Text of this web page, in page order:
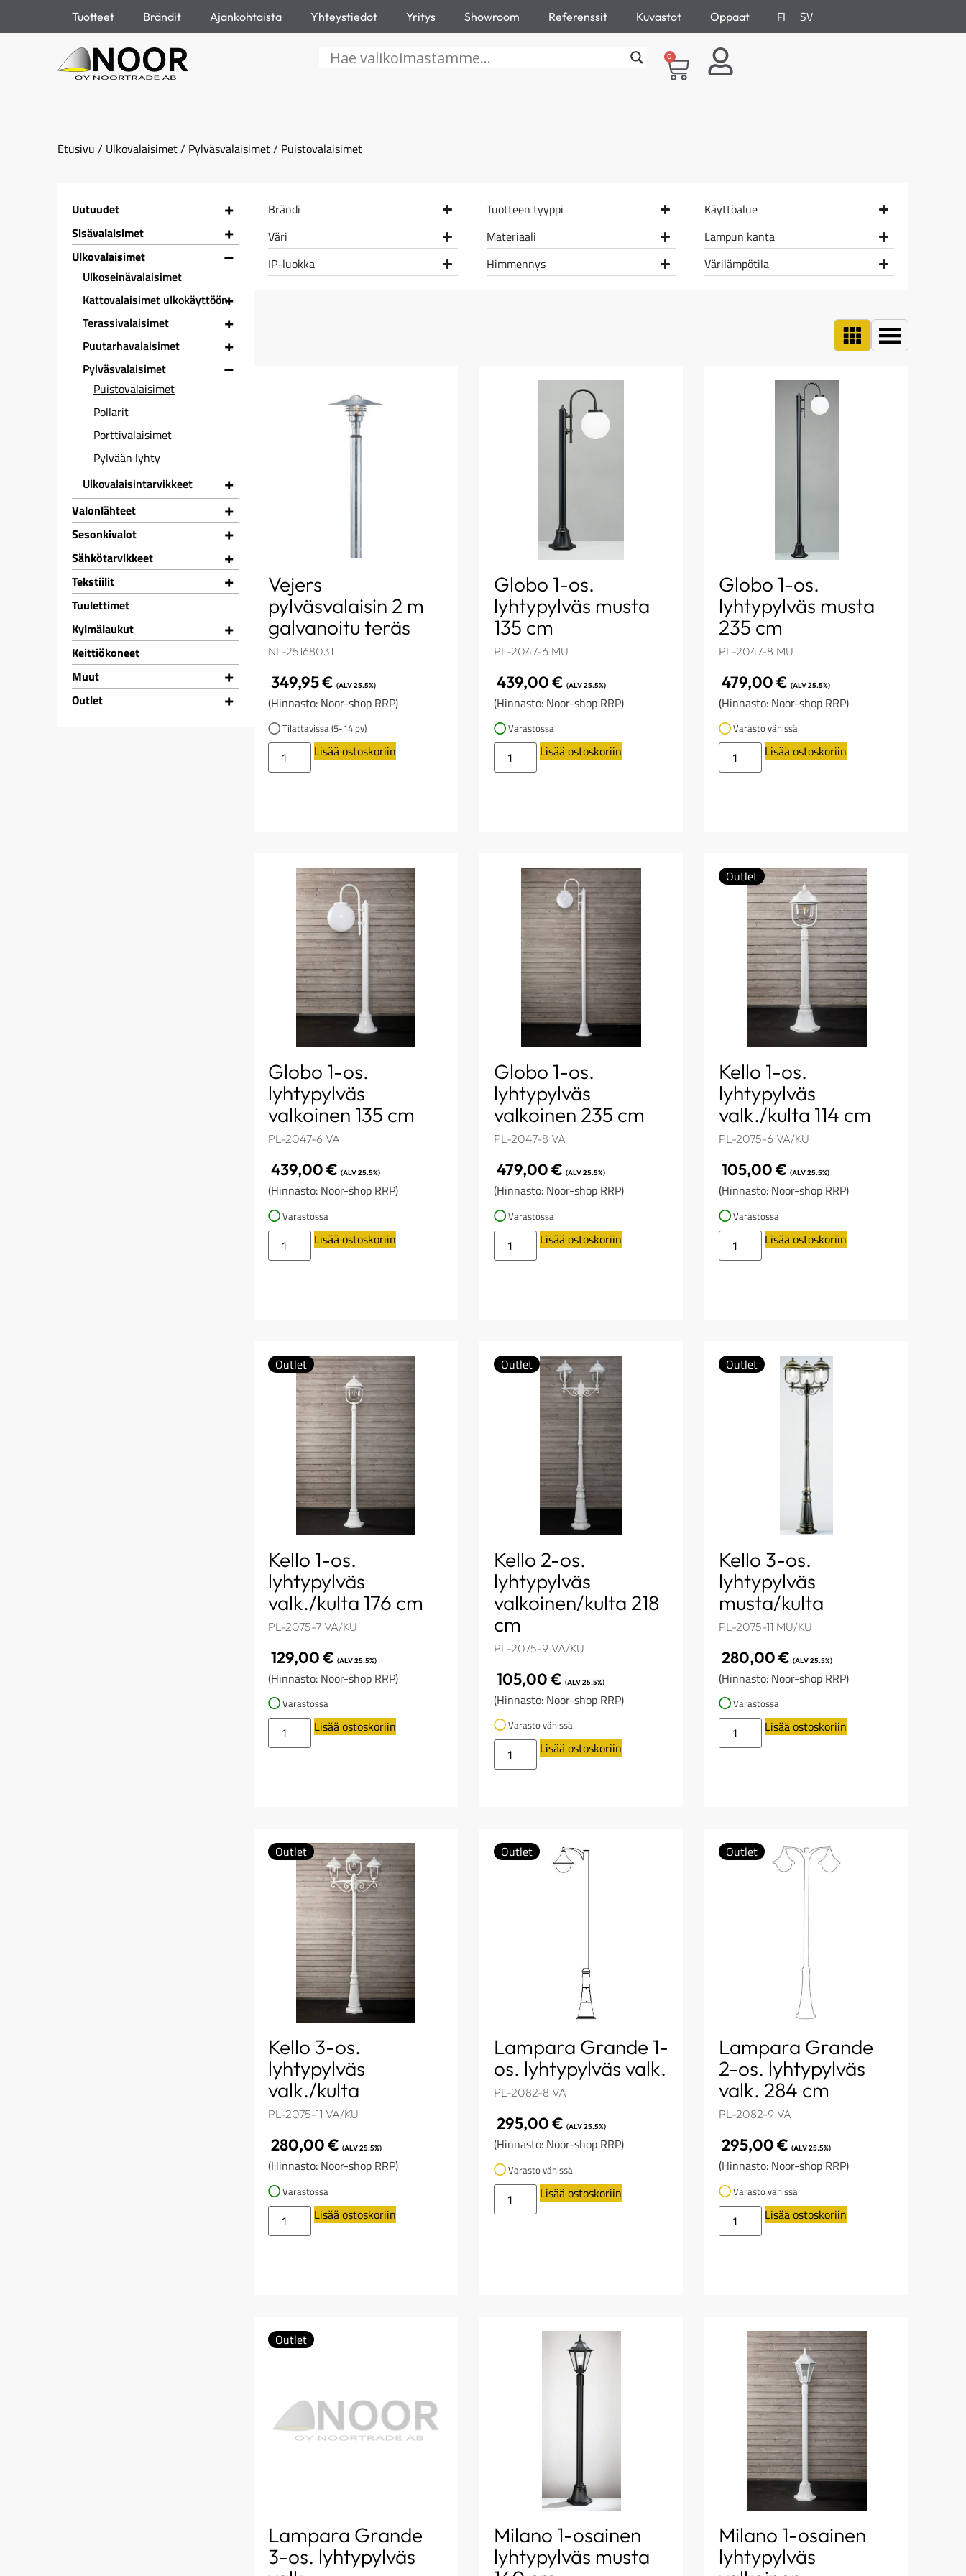
Tuotteet Brändit Ajankohtaista Yhteystiedot Yritys Showroom Referenssit Kuvastot Oppaat FI SV
0
Etusivu / Ulkovalaisimet/ Pylväsvalaisimet/ Puistovalaisimet
+
Uutuudet
+
Sisävalaisimet
–
Ulkovalaisimet
Ulkoseinävalaisimet
+
Kattovalaisimet ulkokäyttöön
+
Terassivalaisimet
+
Puutarhavalaisimet
–
Pylväsvalaisimet
Puistovalaisimet
Pollarit
Porttivalaisimet
Pylvään lyhty
+
Ulkovalaisintarvikkeet
+
Valonlähteet
+
Sesonkivalot
+
Sähkötarvikkeet
+
Tekstiilit
Tuulettimet
+
Kylmälaukut
Keittiökoneet
+
Muut
+
Outlet
Brändi Tuotteen tyyppi
Käyttöalue
Väri
Materiaali
Lampun kanta
IP-luokka
Himmennys Värilämpötila
Vejers
pylväsvalaisin 2 m
galvanoitu teräs
NL-25168031
349,95€ (ALV 25.5%)
(Hinnasto: Noor-shop RRP)
Tilattavissa (5-14 pv)
Lisää ostoskoriin
Globo 1-os.
lyhtypylväs musta
135 cm
PL-2047-6 MU
439,00€ (ALV 25.5%)
(Hinnasto: Noor-shop RRP)
Varastossa
Lisää ostoskoriin
Globo 1-os.
lyhtypylväs musta
235 cm
PL-2047-8 MU
479,00€ (ALV 25.5%)
(Hinnasto: Noor-shop RRP)
Varasto vähissä
Lisää ostoskoriin
Globo 1-os.
lyhtypylväs
valkoinen 135 cm
PL-2047-6 VA
439,00€ (ALV 25.5%)
(Hinnasto: Noor-shop RRP)
Varastossa
Lisää ostoskoriin
Globo 1-os.
lyhtypylväs
valkoinen 235 cm
PL-2047-8 VA
479,00€ (ALV 25.5%)
(Hinnasto: Noor-shop RRP)
Varastossa
Lisää ostoskoriin
Outlet
Kello 1-os.
lyhtypylväs
valk./kulta 114 cm
PL-2075-6 VA/KU
105,00€ (ALV 25.5%)
(Hinnasto: Noor-shop RRP)
Varastossa
Lisää ostoskoriin
Outlet
Kello 1-os.
lyhtypylväs
valk./kulta 176 cm
PL-2075-7 VA/KU
129,00€ (ALV 25.5%)
(Hinnasto: Noor-shop RRP)
Varastossa
Lisää ostoskoriin
Outlet
Kello 2-os.
lyhtypylväs
valkoinen/kulta 218
cm
PL-2075-9 VA/KU
105,00€ (ALV 25.5%)
(Hinnasto: Noor-shop RRP)
Varasto vähissä
Lisää ostoskoriin
Outlet
Kello 3-os.
lyhtypylväs
musta/kulta
PL-2075-11 MU/KU
280,00€ (ALV 25.5%)
(Hinnasto: Noor-shop RRP)
Varastossa
Lisää ostoskoriin
Outlet
Kello 3-os.
lyhtypylväs
valk./kulta
PL-2075-11 VA/KU
280,00€ (ALV 25.5%)
(Hinnasto: Noor-shop RRP)
Varastossa
Lisää ostoskoriin
Outlet
Lampara Grande 1-
os. lyhtypylväs valk.
PL-2082-8 VA
295,00€ (ALV 25.5%)
(Hinnasto: Noor-shop RRP)
Varasto vähissä
Lisää ostoskoriin
Outlet
Lampara Grande
2-os. lyhtypylväs
valk. 284 cm
PL-2082-9 VA
295,00€ (ALV 25.5%)
(Hinnasto: Noor-shop RRP)
Varasto vähissä
Lisää ostoskoriin
Outlet
Lampara Grande
3-os. lyhtypylväs
Milano 1-osainen
lyhtypylväs musta
Milano 1-osainen
lyhtypylväs